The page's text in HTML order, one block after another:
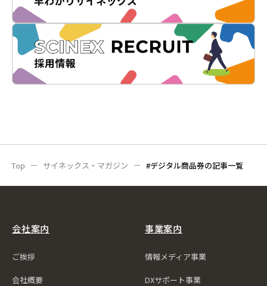
Top サイネックス・マガジン #デジタル商品券の記事一覧
会社案内
ご挨拶
会社概要
事業案内
情報メディア事業
DXサポート事業